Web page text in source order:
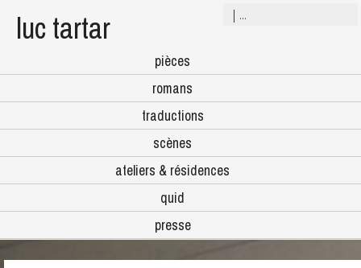
luc tartar
pièces
romans
traductions
scènes
ateliers & résidences
quid
presse